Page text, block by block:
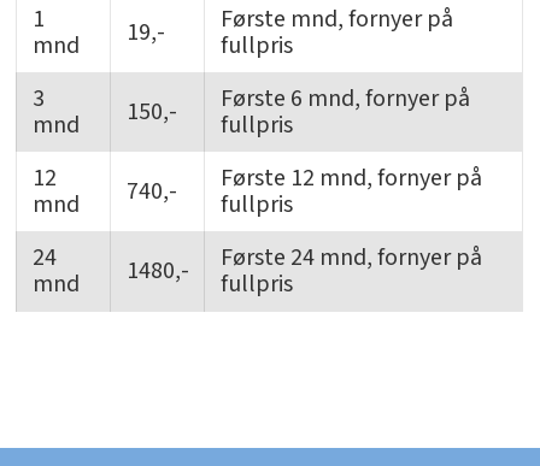
1
mnd 19,- Første mnd, fornyer på
fullpris
3
mnd 150,- Første 6 mnd, fornyer på
fullpris
12
mnd 740,- Første 12 mnd, fornyer på
fullpris
24
mnd 1480,- Første 24 mnd, fornyer på
fullpris